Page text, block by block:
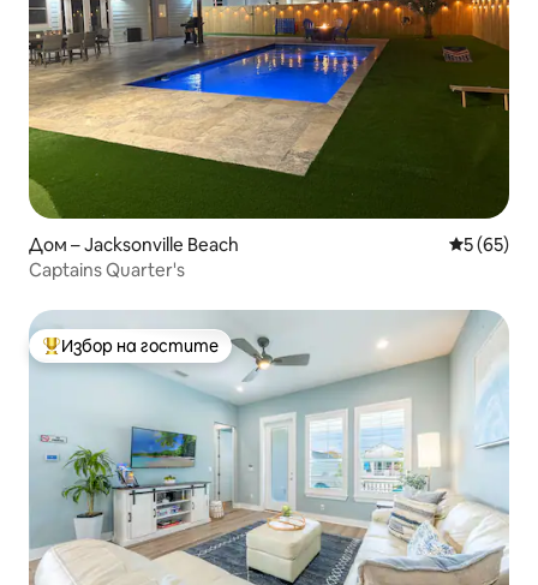
Дом – Jacksonville Beach Средна
5 (65)
Captains Quarter's
Най-популярен избор на гостите
Избор на гостите